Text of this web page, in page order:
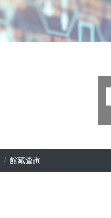
館藏查詢